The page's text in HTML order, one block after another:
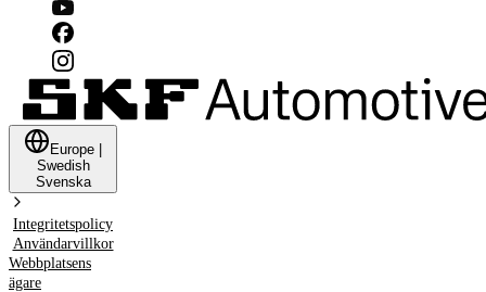
Europe
Swedish
Svenska
Integritetspolicy
Användarvillkor
Webbplatsens
ägare